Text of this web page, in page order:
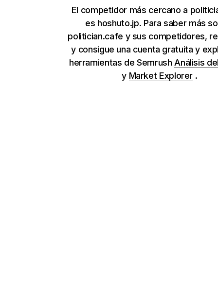
El competidor más cercano a
es hoshuto.jp. Para saber más
politician.cafe y sus competidores,
y consigue una cuenta gratuita y
herramientas de Semrush Análisis
y Market Explorer .